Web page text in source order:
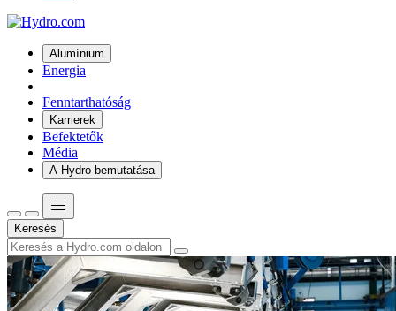
Alumínium
Energia
Fenntarthatóság
Karrierek
Befektetők
Média
A Hydro bemutatása
Keresés